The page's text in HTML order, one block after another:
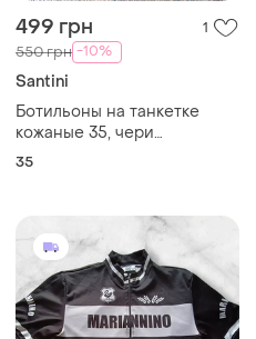
499 грн 1
550 грн -10%
Santini
Ботильоны на танкетке
кожаные 35, чери
ботиночки из натуральной
35